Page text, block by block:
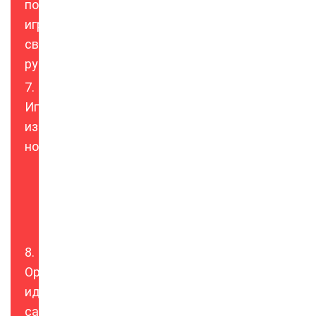
подушки-
игрушки
своими
руками
Игрушки
из
носков
Оригинальные
идеи
самодельных